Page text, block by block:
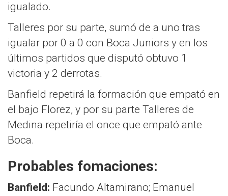
igualado.
Talleres por su parte, sumó de a uno tras
igualar por 0 a 0 con Boca Juniors y en los
últimos partidos que disputó obtuvo 1
victoria y 2 derrotas.
Banfield repetirá la formación que empató en
el bajo Florez, y por su parte Talleres de
Medina repetiría el once que empató ante
Boca.
Probables fomaciones:
Banfield: Facundo Altamirano; Emanuel